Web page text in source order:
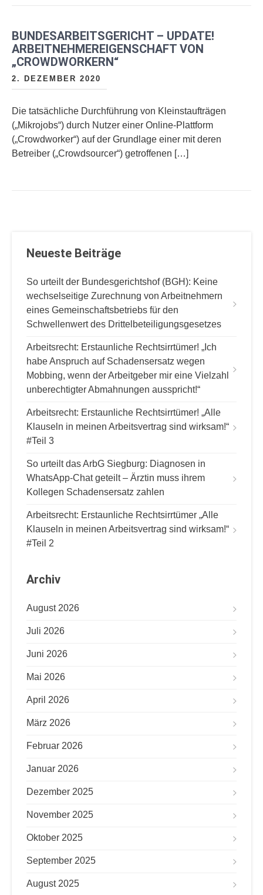
BUNDESARBEITSGERICHT – UPDATE!
ARBEITNEHMEREIGENSCHAFT VON
„CROWDWORKERN“
2. DEZEMBER 2020
Die tatsächliche Durchführung von Kleinstaufträgen
(„Mikrojobs“) durch Nutzer einer Online-Plattform
(„Crowdworker“) auf der Grundlage einer mit deren
Betreiber („Crowdsourcer“) getroffenen […]
Neueste Beiträge
So urteilt der Bundesgerichtshof (BGH): Keine
wechselseitige Zurechnung von Arbeitnehmern
eines Gemeinschaftsbetriebs für den
Schwellenwert des Drittelbeteiligungsgesetzes
Arbeitsrecht: Erstaunliche Rechtsirrtümer! „Ich
habe Anspruch auf Schadensersatz wegen
Mobbing, wenn der Arbeitgeber mir eine Vielzahl
unberechtigter Abmahnungen ausspricht!“
Arbeitsrecht: Erstaunliche Rechtsirrtümer! „Alle
Klauseln in meinen Arbeitsvertrag sind wirksam!“
#Teil 3
So urteilt das ArbG Siegburg: Diagnosen in
WhatsApp-Chat geteilt – Ärztin muss ihrem
Kollegen Schadensersatz zahlen
Arbeitsrecht: Erstaunliche Rechtsirrtümer „Alle
Klauseln in meinen Arbeitsvertrag sind wirksam!“
#Teil 2
Archiv
August 2026
Juli 2026
Juni 2026
Mai 2026
April 2026
März 2026
Februar 2026
Januar 2026
Dezember 2025
November 2025
Oktober 2025
September 2025
August 2025